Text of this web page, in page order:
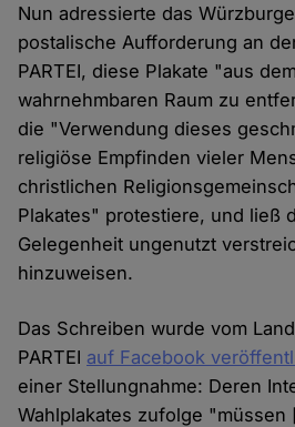
Nun adressierte das
postalische Aufforderung an
PARTEI, diese Plakate "aus
wahrnehmbaren Raum zu
die "Verwendung dieses
religiöse Empfinden vieler
christlichen
Plakates" protestiere, und ließ
Gelegenheit ungenutzt
hinzuweisen.
Das Schreiben wurde vom
PARTEI auf Facebook
einer Stellungnahme: Deren
Wahlplakates zufolge